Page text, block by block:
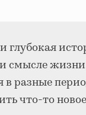
глубокая
смысле
в разные
что-то